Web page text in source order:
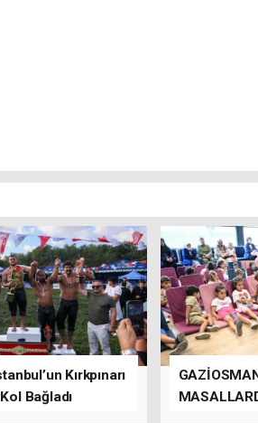
Kırkpınarı
Bağladı